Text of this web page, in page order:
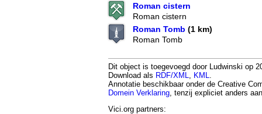
Roman cistern
Roman cistern
Roman Tomb (1 km)
Roman Tomb
Dit object is toegevoegd door Ludwinski op
Download als RDF/XML KML
Annotatie beschikbaar onder de Creative
Domein Verklaring , tenzij expliciet anders
Vici.org partners: